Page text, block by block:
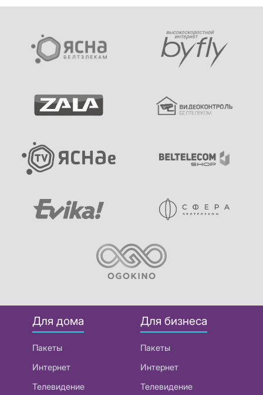
Для дома
Пакеты
Интернет
Телевидение
Для бизнеса
Пакеты
Интернет
Телевидение